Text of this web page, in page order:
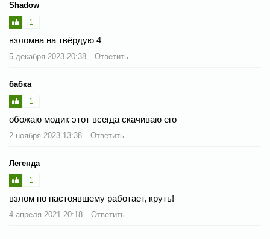
Shadow
1
взломна на твёрдую 4
5 декабря 2023 20:38 Ответить
бабка
1
обожаю модик этот всегда скачиваю его
2 ноября 2023 13:38 Ответить
Легенда
1
взлом по настоявшему работает, круть!
4 апреля 2021 20:18 Ответить